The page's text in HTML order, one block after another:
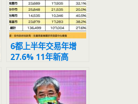
6都上半年交易年增
27.6% 11年新高